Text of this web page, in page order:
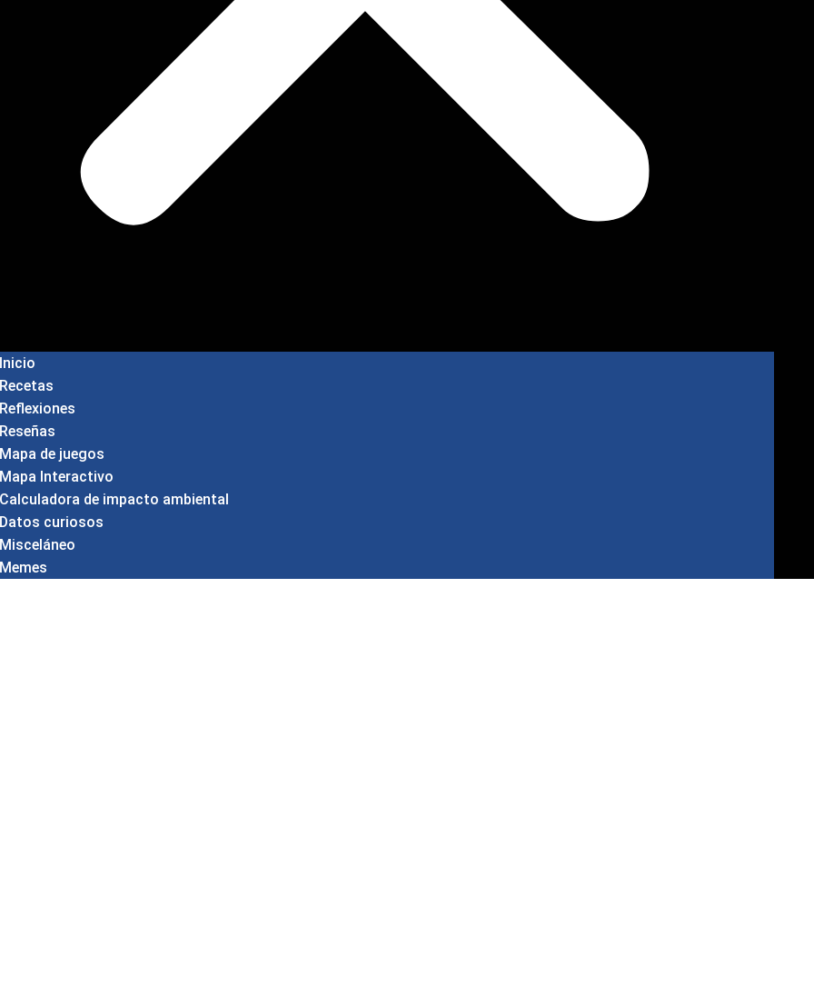
Inicio
Recetas
Reflexiones
Reseñas
Mapa de juegos
Mapa Interactivo
Calculadora de impacto ambiental
Datos curiosos
Misceláneo
Memes